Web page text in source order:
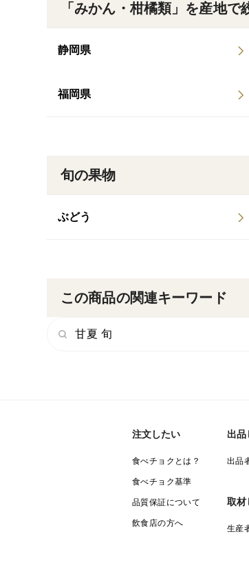
「みかん・柑橘類」を産地で
静岡県
福岡県
旬の果物
ぶどう
この商品の関連キーワード
甘夏 旬
注文したい
食べチョクとは？
食べチョク基準
品質保証について
飲食店の方へ
出品
出品
取材
生産